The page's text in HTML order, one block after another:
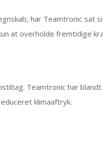
har Teamtronic
at overholde fremtidige
Teamtronic har
klimaaftryk.